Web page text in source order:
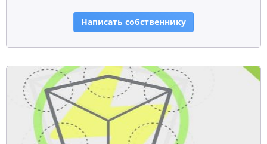
Написать собственнику